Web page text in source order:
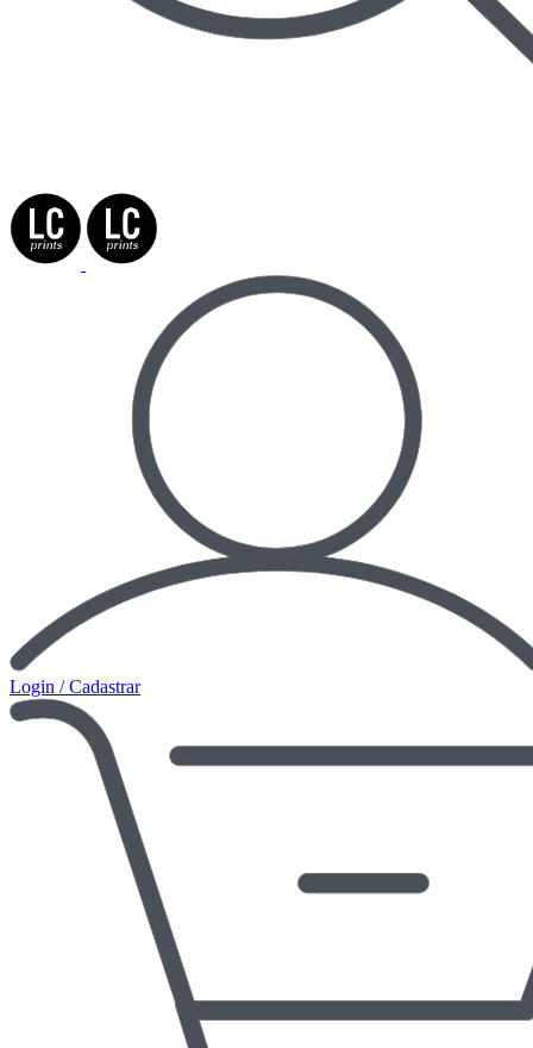
Login / Cadastrar